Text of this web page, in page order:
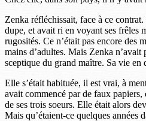
Zenka réfléchissait, face à ce
dupe, et avait ri en voyant ses frêles
rugosités. Ce n’était pas encore des
mains d’adultes. Mais Zenka n’avait
sceptique du grand maître. Sa vie en
Elle s’était habituée, il est vrai, à
avait commencé par de faux papiers,
de ses trois soeurs. Elle était alors
Mais qu’étaient-ce quelques années